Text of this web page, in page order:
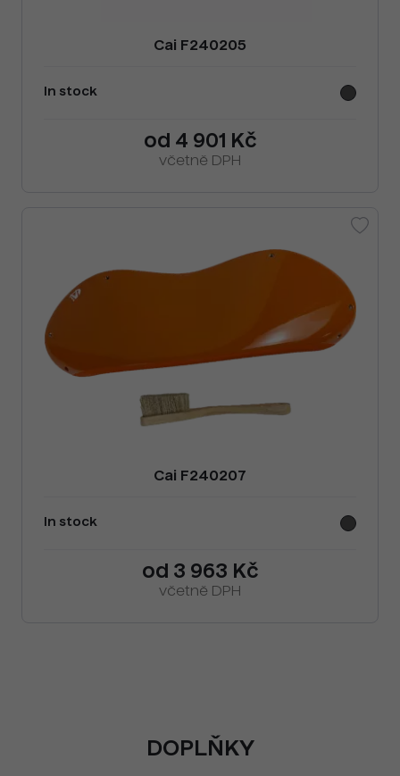
Cai F240205
In stock
od 4 901 Kč
včetně DPH
Cai F240207
In stock
od 3 963 Kč
včetně DPH
DOPLŇKY